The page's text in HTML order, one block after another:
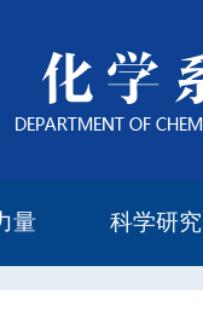
量 科学研究